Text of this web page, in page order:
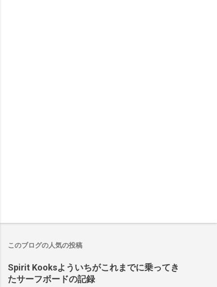
このブログの人気の投稿
Spirit Kooksよういちがこれまでに乗ってき
たサーフボードの記録